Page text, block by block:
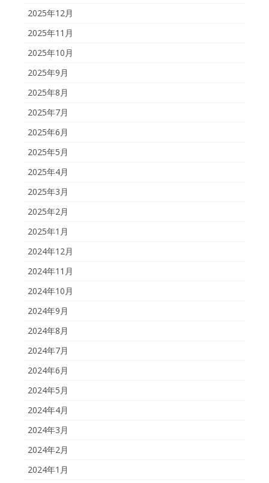
2025年12月
2025年11月
2025年10月
2025年9月
2025年8月
2025年7月
2025年6月
2025年5月
2025年4月
2025年3月
2025年2月
2025年1月
2024年12月
2024年11月
2024年10月
2024年9月
2024年8月
2024年7月
2024年6月
2024年5月
2024年4月
2024年3月
2024年2月
2024年1月